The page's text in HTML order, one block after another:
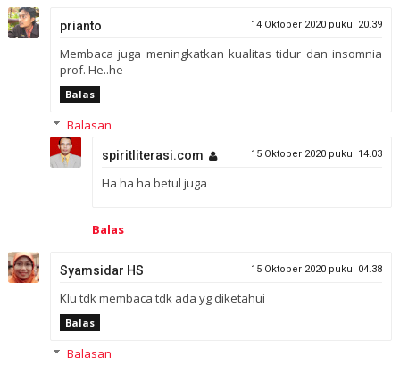
prianto 14 Oktober 2020 pukul 20.39
Membaca juga meningkatkan kualitas tidur dan insomnia
prof. He..he
Balas
Balasan
spiritliterasi.com 15 Oktober 2020 pukul 14.03
Ha ha ha betul juga
Balas
Syamsidar HS 15 Oktober 2020 pukul 04.38
Klu tdk membaca tdk ada yg diketahui
Balas
Balasan